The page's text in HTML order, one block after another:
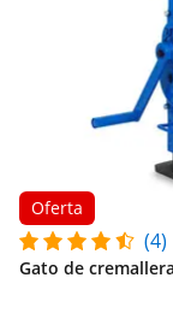
Oferta
(4)
Gato de